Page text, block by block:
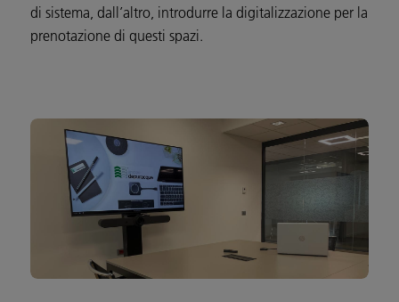
di sistema, dall’altro, introdurre la digitalizzazione per la
prenotazione di questi spazi.